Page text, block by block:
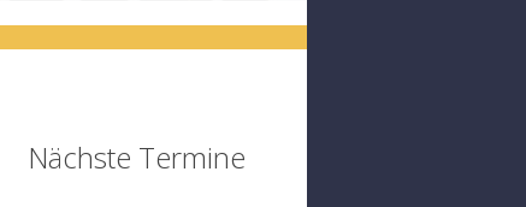
Nächste Termine